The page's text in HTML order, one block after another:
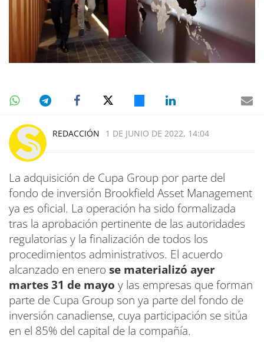
REDACCIÓN 1 DE JUNIO DE 2022, 14:04
La adquisición de Cupa Group por parte del
fondo de inversión Brookfield Asset Management
ya es oficial. La operación ha sido formalizada
tras la aprobación pertinente de las autoridades
regulatorias y la finalización de todos los
procedimientos administrativos. El acuerdo
alcanzado en enero se materializó ayer
martes 31 de mayo y las empresas que forman
parte de Cupa Group son ya parte del fondo de
inversión canadiense, cuya participación se sitúa
en el 85% del capital de la compañía.